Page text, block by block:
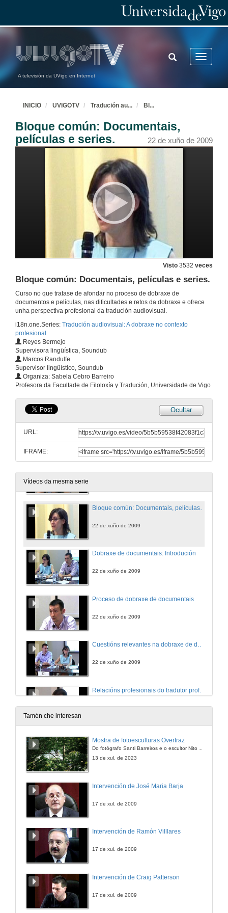
A televisión da UVigo en Internet
Toggle
TOGGLE
SEARCH
INICIO UVIGOTV Tradución au... Bl ...
Bloque común: Documentais,
películas e series.
22 de xuño de 2009
Visto 3532 veces
Bloque común: Documentais, películas e series.
Curso no que tratase de afondar no proceso de dobraxe de
documentos e películas, nas dificultades e retos da dobraxe e ofrece
unha perspectiva profesional da tradución audiovisual.
i18n.one.Series: Tradución audiovisual: A dobraxe no contexto
profesional
Reyes Bermejo
Supervisora lingüística, Soundub
Marcos Randulfe
Supervisor lingüístico, Soundub
Organiza: Sabela Cebro Barreiro
Profesora da Facultade de Filoloxía y Tradución, Universidade de Vigo
Ocultar
URL:
IFRAME:
Vídeos da mesma serie
Presentación
22 de xuño de 2009
Dobraxe de documentais: Introdución
22 de xuño de 2009
Proceso de dobraxe de documentais
22 de xuño de 2009
Cuestións relevantes na dobraxe de documentais
22 de xuño de 2009
Relacións profesionais do tradutor profesional
23 de xuño de 2009
Tamén che interesan
Mostra de fotoesculturas Overtraz
13 de xul. de 2023
Intervención de José Maria Barja
17 de xul. de 2009
Intervención de Ramón Villlares
17 de xul. de 2009
Intervención de Craig Patterson
17 de xul. de 2009